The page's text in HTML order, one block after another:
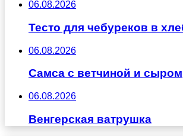
06.08.2026
Тесто для чебуреков в
06.08.2026
Самса с ветчиной и сыром
06.08.2026
Венгерская ватрушка